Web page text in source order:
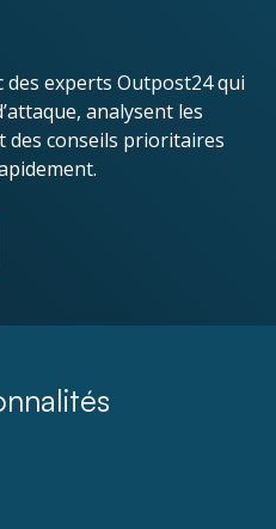
des experts Outpost24 qui
analysent les
conseils prioritaires